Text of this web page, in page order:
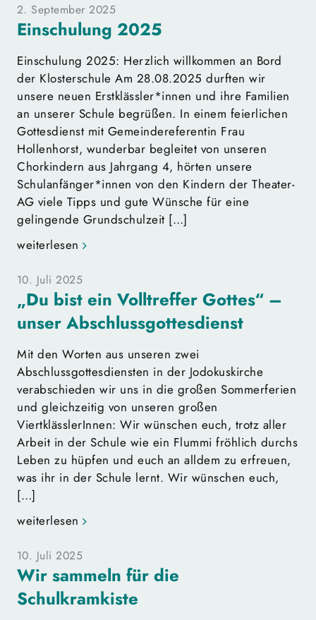
2. September 2025
Einschulung 2025
Einschulung 2025: Herzlich willkommen an Bord
der Klosterschule Am 28.08.2025 durften wir
unsere neuen Erstklässler*innen und ihre Familien
an unserer Schule begrüßen. In einem feierlichen
Gottesdienst mit Gemeindereferentin Frau
Hollenhorst, wunderbar begleitet von unseren
Chorkindern aus Jahrgang 4, hörten unsere
Schulanfänger*innen von den Kindern der Theater-
AG viele Tipps und gute Wünsche für eine
gelingende Grundschulzeit […]
weiterlesen
10. Juli 2025
„Du bist ein Volltreffer Gottes“ –
unser Abschlussgottesdienst
Mit den Worten aus unseren zwei
Abschlussgottesdiensten in der Jodokuskirche
verabschieden wir uns in die großen Sommerferien
und gleichzeitig von unseren großen
ViertklässlerInnen: Wir wünschen euch, trotz aller
Arbeit in der Schule wie ein Flummi fröhlich durchs
Leben zu hüpfen und euch an alldem zu erfreuen,
was ihr in der Schule lernt. Wir wünschen euch,
[…]
weiterlesen
10. Juli 2025
Wir sammeln für die
Schulkramkiste